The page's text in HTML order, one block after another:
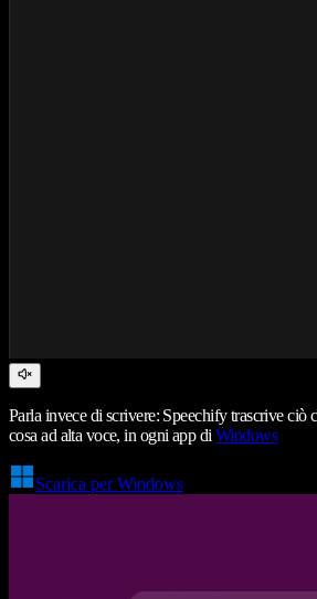
Parla invece di scrivere: Speechify trascrive ciò
cosa ad alta voce, in ogni app di Windows
Scarica per Windows